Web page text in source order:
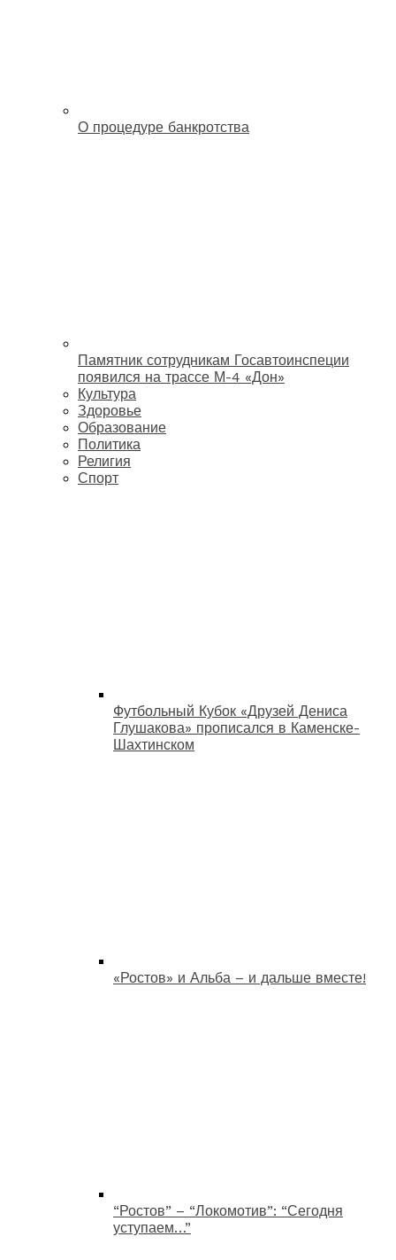
О процедуре банкротства
Памятник сотрудникам Госавтоинспеции
появился на трассе М-4 «Дон»
Культура
Здоровье
Образование
Политика
Религия
Спорт
Футбольный Кубок «Друзей Дениса
Глушакова» прописался в Каменске-
Шахтинском
«Ростов» и Альба – и дальше вместе!
“Ростов” – “Локомотив”: “Сегодня
уступаем…”